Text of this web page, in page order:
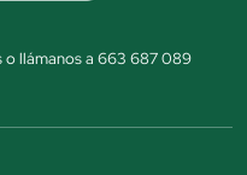
o llámanos a 663 687 089